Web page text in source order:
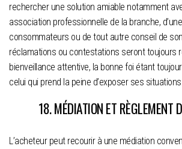
rechercher une solution amiable notamment
association professionnelle de la branche,
consommateurs ou de tout autre conseil de
réclamations ou contestations seront toujours
bienveillance attentive, la bonne foi étant
celui qui prend la peine d’exposer ses
18. MÉDIATION ET RÈGLEMENT
L’acheteur peut recourir à une médiation